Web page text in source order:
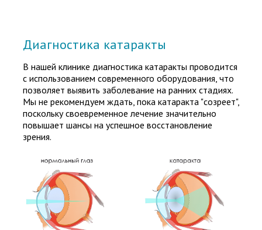
В нашей клинике диагностика катаракты проводится
с использованием современного оборудования, что
позволяет выявить заболевание на ранних стадиях.
Мы не рекомендуем ждать, пока катаракта "созреет",
поскольку своевременное лечение значительно
повышает шансы на успешное восстановление
зрения.
Диагностика катаракты